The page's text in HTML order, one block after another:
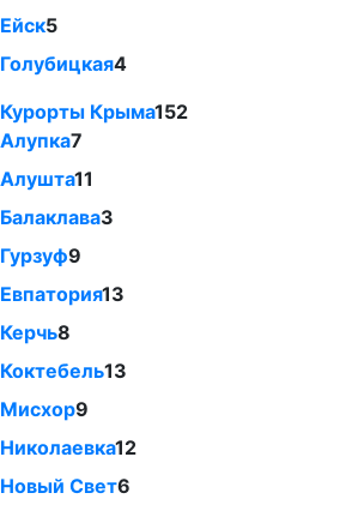
Ейск5
Голубицкая4
Курорты Крыма152
Алупка7
Алушта11
Балаклава3
Гурзуф9
Евпатория13
Керчь8
Коктебель13
Мисхор9
Николаевка12
Новый Свет6